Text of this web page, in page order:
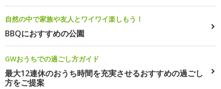
自然の中で家族や友人とワイワイ楽しもう！
BBQにおすすめの公園
GWおうちでの過ごし方ガイド
最大12連休のおうち時間を充実させるおすすめの過ごし
方をご提案